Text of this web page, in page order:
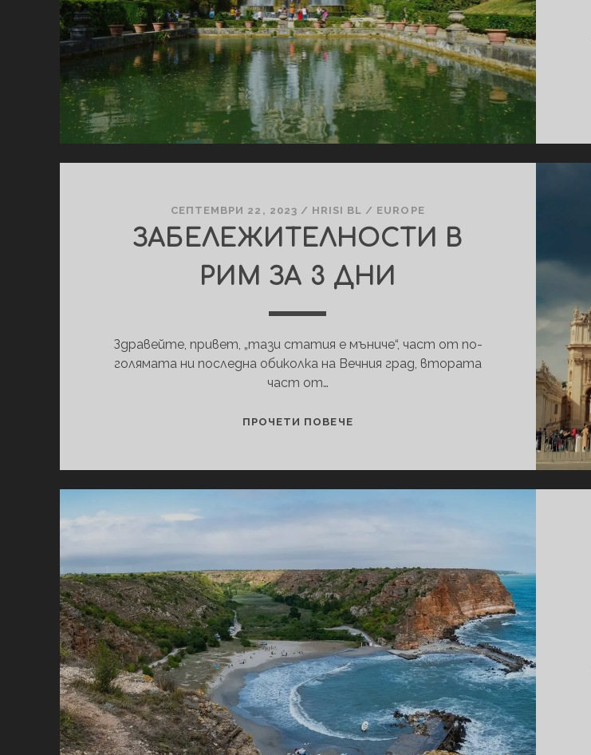
СЕПТЕМВРИ 22, 2023 / HRISI BL / EUROPE
ЗАБЕЛЕЖИТЕЛНОСТИ В
РИМ ЗА 3 ДНИ
Здравейте, привет, „тази статия е мъниче“, част от по-
голямата ни последна обиколка на Вечния град, втората
част от…
ПРОЧЕТИ ПОВЕЧЕЗАБЕЛЕЖИТЕЛНОСТИ
ДНИ